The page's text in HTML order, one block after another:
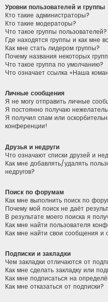
Уровни пользователей и группы
Кто такие администраторы?
Кто такие модераторы?
Что такое группы пользователей?
Где находятся группы и как мне
Как мне стать лидером группы?
Почему названия некоторых
Что такое группа по умолчанию?
Что означает ссылка «Наша
Личные сообщения
Я не могу отправить личные
Я постоянно получаю
Я получил спам или
конференции!
Друзья и недруги
Что означают списки друзей и
Как мне добавлять/удалять
недругов?
Поиск по форумам
Как мне выполнить поиск по
Почему мой поиск не даёт
В результате моего поиска я
Как мне найти пользователя
Как мне найти свои сообщения
Подписки и закладки
Чем закладки отличаются от
Как мне сделать закладку или
Как мне подписаться на
Как мне отказаться от подписки?